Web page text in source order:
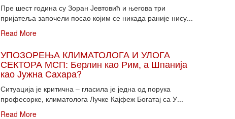
Пре шест година су Зоран Јевтовић и његова три
пријатеља започели посао којим се никада раније нису...
Read More
УПОЗОРЕЊА КЛИМАТОЛОГА И УЛОГА
СЕКТОРА МСП: Берлин као Рим, а Шпанија
као Јужна Сахара?
Ситуација је критична – гласила је једна од порука
професорке, климатолога Лучке Кајфеж Богатај са У...
Read More